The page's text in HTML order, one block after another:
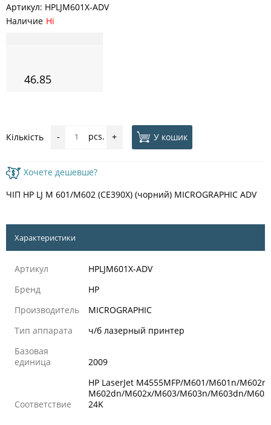
Артикул: HPLJM601X-ADV
Наличие Ні
46.85
Кількість - pcs. + У кошик
Хочете дешевше?
ЧІП HP LJ M 601/M602 (CE390X) (чорний) MICROGRAPHIC ADV
Характеристики
Артикул
HPLJM601X-ADV
Бренд
HP
Производитель
MICROGRAPHIC
Тип аппарата
ч/б лазерный принтер
Базовая
единица
2009
Соответствие
HP LaserJet M4555MFP/M601/M601n/M602n/
M602dn/M602x/M603/M603n/M603dn/
24K